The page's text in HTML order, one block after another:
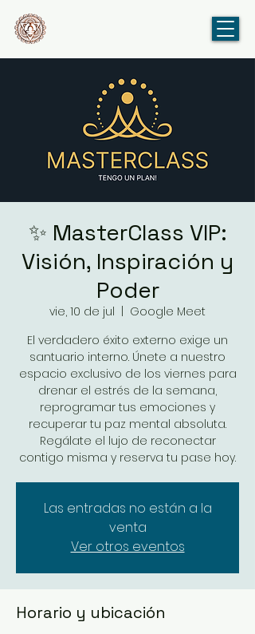
✨ MasterClass VIP:
Visión, Inspiración y
Poder
vie, 10 de jul
Google Meet
El verdadero éxito externo exige un
santuario interno. Únete a nuestro
espacio exclusivo de los viernes para
drenar el estrés de la semana,
reprogramar tus emociones y
recuperar tu paz mental absoluta.
Regálate el lujo de reconectar
contigo misma y reserva tu pase hoy.
Las entradas no están a la
venta
Ver otros eventos
Horario y ubicación